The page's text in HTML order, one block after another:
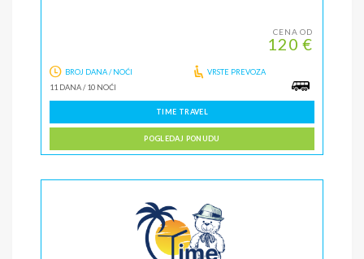
CENA OD
120 €
BROJ DANA / NOĆI
11 DANA/10 NOĆI
VRSTE PREVOZA
TIME TRAVEL
POGLEDAJ PONUDU